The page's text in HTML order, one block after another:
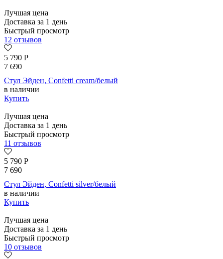
Лучшая цена
Доставка за 1 день
Быстрый просмотр
12 отзывов
5 790 Р
7 690
Стул Эйден, Confetti cream/белый
в наличии
Купить
Лучшая цена
Доставка за 1 день
Быстрый просмотр
11 отзывов
5 790 Р
7 690
Стул Эйден, Confetti silver/белый
в наличии
Купить
Лучшая цена
Доставка за 1 день
Быстрый просмотр
10 отзывов